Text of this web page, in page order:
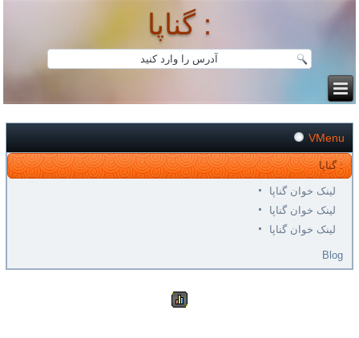
گناپا :
VMenu
گناپا :
لینک خوان گناپا
لینک خوان گناپا
لینک خوان گناپا
Blog